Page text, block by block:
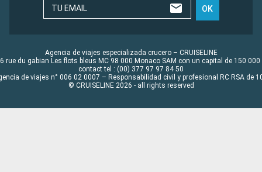
TU EMAIL OK
Agencia de viajes especializada crucero – CRUISELINE
rue du gabian Les flots bleus MC 98 000 Monaco SAM con un capital de 150 000
contact tel : (00) 377 97 97 84 50
de viajes n° 006 02 0007 – Responsabilidad civil y profesional RC RSA de
© CRUISELINE 2026 - all rights reserved